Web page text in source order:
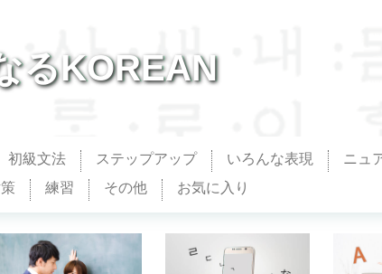
るKOREAN
初級文法 ステップアップ いろんな表現 ニュ
練習 その他 お気に入り